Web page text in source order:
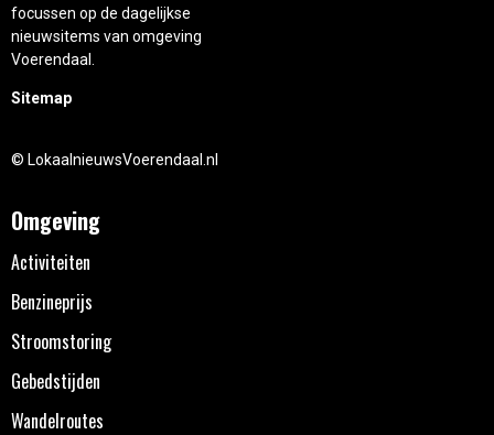
focussen op de dagelijkse
nieuwsitems van omgeving
Voerendaal.
Sitemap
© LokaalnieuwsVoerendaal.nl
Omgeving
Activiteiten
Benzineprijs
Stroomstoring
Gebedstijden
Wandelroutes